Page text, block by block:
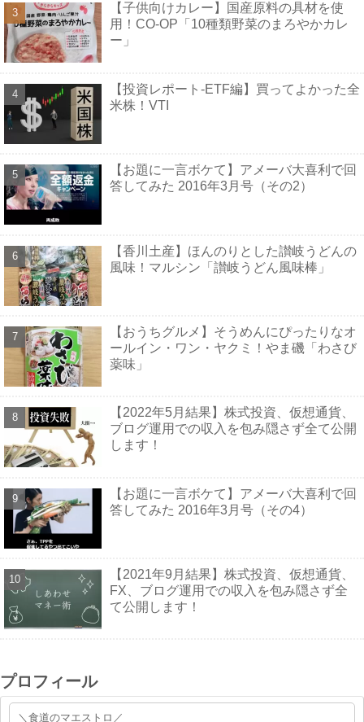
【子供向けカレー】国産原料の具材を使
用！CO-OP「10種類野菜のまろやかカレ
ー」
【投資レポート-ETF編】買ってよかった全
米株！VTI
【お題に一言ボケて】アメーバ大喜利で回
答してみた 2016年3月号（その2）
【香川土産】ほんのりとした讃岐うどんの
風味！マルシン「讃岐うどん風味棒」
【おうちグルメ】そうめんにぴったりなオ
ールイン・ワン・ヤクミ！やま磯「わさび
薬味」
【2022年5月結果】株式投資、仮想通貨、
ブログ運用での収入を包み隠さず全て公開
します！
【お題に一言ボケて】アメーバ大喜利で回
答してみた 2016年3月号（その4）
【2021年9月結果】株式投資、仮想通貨、
FX、ブログ運用での収入を包み隠さず全
て公開します！
プロフィール
＼食道のマエストロ／